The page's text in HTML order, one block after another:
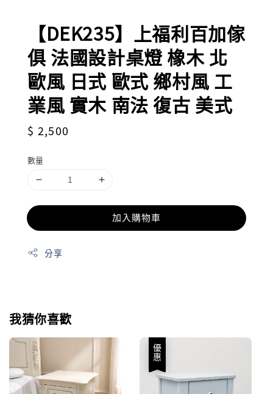
【DEK235】上福利百加傢
俱 法國設計桌燈 橡木 北
歐風 日式 歐式 鄉村風 工
業風 實木 南法 復古 美式
Regular
$ 2,500
數量
加入購物車
分享
我猜你喜歡
優惠